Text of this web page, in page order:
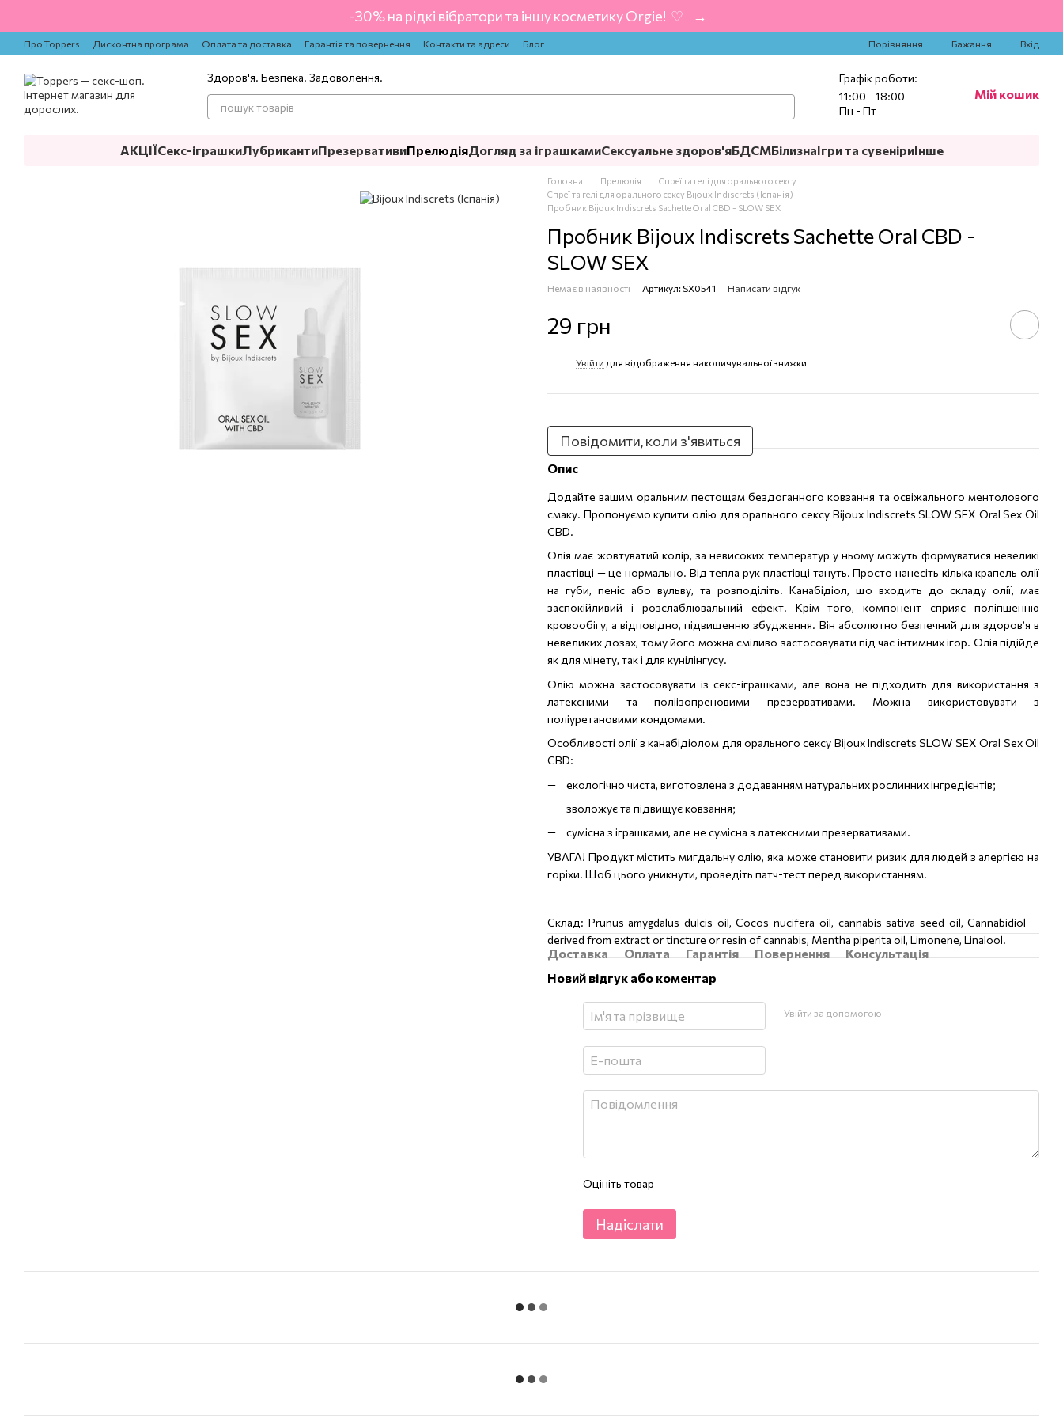
-30% на рідкі вібратори та іншу косметику Orgie! ‍ ♡ ‍ → ‍
Про Toppers Дисконтна програма Оплата та доставка Гарантія та повернення Контакти та адреси Блог Порівняння Бажання Вхід
Здоров'я. Безпека. Задоволення.
Графік роботи:
11:00 - 18:00
Пн - Пт
Мій кошик
АКЦІЇСекс-іграшкиЛубрикантиПрезервативиПрелюдіяДогляд за іграшкамиСексуальне здоров'яБДСМБілизнаІгри та сувеніриІнше
Головна Прелюдія
Спреї та гелі для орального сексу
Спреї та гелі для орального сексу Bijoux Indiscrets (Іспанія)
Пробник Bijoux Indiscrets Sachette Oral CBD - SLOW SEX
Пробник Bijoux Indiscrets Sachette Oral CBD -
SLOW SEX
Немає в наявності Артикул: SX0541 Написати відгук
29 грн
Увійти для відображення накопичувальної знижки
Повідомити, коли з'явиться
Опис
Додайте вашим оральним пестощам бездоганного ковзання та освіжального ментолового
смаку. Пропонуємо купити олію для орального сексу Bijoux Indiscrets SLOW SEX Oral Sex Oil
CBD.
Олія має жовтуватий колір, за невисоких температур у ньому можуть формуватися невеликі
пластівці — це нормально. Від тепла рук пластівці тануть. Просто нанесіть кілька крапель олії
на губи, пеніс або вульву, та розподіліть. Канабідіол, що входить до складу олії, має
заспокійливий і розслаблювальний ефект. Крім того, компонент сприяє поліпшенню
кровообігу, а відповідно, підвищенню збудження. Він абсолютно безпечний для здоров’я в
невеликих дозах, тому його можна сміливо застосовувати під час інтимних ігор. Олія підійде
як для мінету, так і для кунілінгусу.
Олію можна застосовувати із секс-іграшками, але вона не підходить для використання з
латексними та поліізопреновими презервативами. Можна використовувати з
поліуретановими кондомами.
Особливості олії з канабідіолом для орального сексу Bijoux Indiscrets SLOW SEX Oral Sex Oil
CBD:
екологічно чиста, виготовлена з додаванням натуральних рослинних інгредієнтів;
зволожує та підвищує ковзання;
сумісна з іграшками, але не сумісна з латексними презервативами.
УВАГА! Продукт містить мигдальну олію, яка може становити ризик для людей з алергією на
горіхи. Щоб цього уникнути, проведіть патч-тест перед використанням.
Склад: Prunus amygdalus dulcis oil, Cocos nucifera oil, cannabis sativa seed oil, Cannabidiol —
derived from extract or tincture or resin of cannabis, Mentha piperita oil, Limonene, Linalool.
Доставка Оплата Гарантія Повернення
Консультація
Новий відгук або коментар
Увійти за допомогою
Оцініть товар
Надіслати